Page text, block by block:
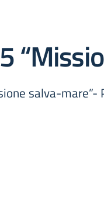
salva-mare”-